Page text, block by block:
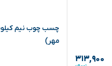
۳۱۳,۹۰۰
مهر)